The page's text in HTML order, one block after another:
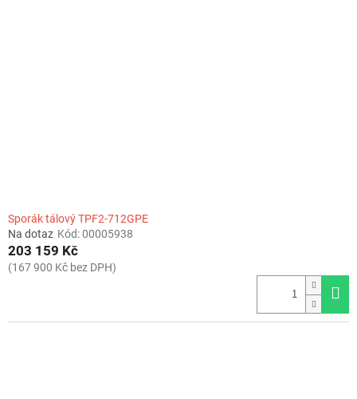
Sporák tálový TPF2-712GPE
Na dotaz Kód:00005938
203 159 Kč
(167 900 Kč bez DPH)